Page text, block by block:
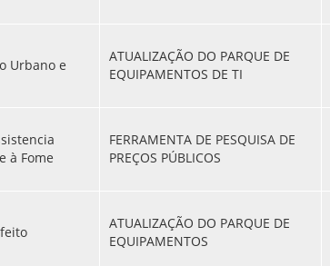
Urbano e
ATUALIZAÇÃO DO PARQUE DE
EQUIPAMENTOS DE TI
à Fome
FERRAMENTA DE PESQUISA DE
PREÇOS PÚBLICOS
ATUALIZAÇÃO DO PARQUE DE
EQUIPAMENTOS